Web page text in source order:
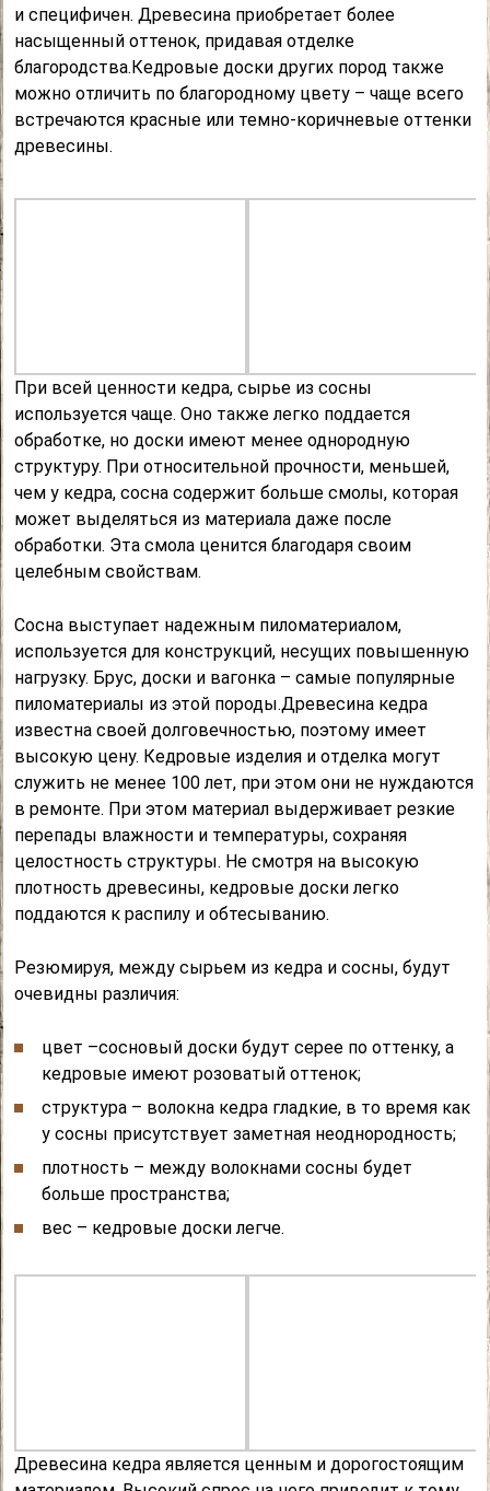
и специфичен. Древесина приобретает более
насыщенный оттенок, придавая отделке
благородства.Кедровые доски других пород также
можно отличить по благородному цвету – чаще всего
встречаются красные или темно-коричневые оттенки
древесины.
При всей ценности кедра, сырье из сосны
используется чаще. Оно также легко поддается
обработке, но доски имеют менее однородную
структуру. При относительной прочности, меньшей,
чем у кедра, сосна содержит больше смолы, которая
может выделяться из материала даже после
обработки. Эта смола ценится благодаря своим
целебным свойствам.
Сосна выступает надежным пиломатериалом,
используется для конструкций, несущих повышенную
нагрузку. Брус, доски и вагонка – самые популярные
пиломатериалы из этой породы.Древесина кедра
известна своей долговечностью, поэтому имеет
высокую цену. Кедровые изделия и отделка могут
служить не менее 100 лет, при этом они не нуждаются
в ремонте. При этом материал выдерживает резкие
перепады влажности и температуры, сохраняя
целостность структуры. Не смотря на высокую
плотность древесины, кедровые доски легко
поддаются к распилу и обтесыванию.
Резюмируя, между сырьем из кедра и сосны, будут
очевидны различия:
цвет –сосновый доски будут серее по оттенку, а
кедровые имеют розоватый оттенок;
структура – волокна кедра гладкие, в то время как
у сосны присутствует заметная неоднородность;
плотность – между волокнами сосны будет
больше пространства;
вес – кедровые доски легче.
Древесина кедра является ценным и дорогостоящим